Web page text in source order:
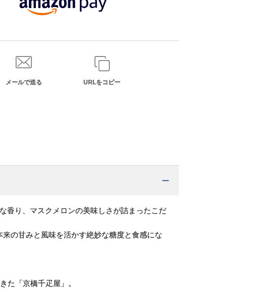
メールで送る URLをコピー
香り、マスクメロンの美味しさが詰まったこだ
の甘みと風味を活かす絶妙な糖度と食感にな
た「京橋千疋屋」。